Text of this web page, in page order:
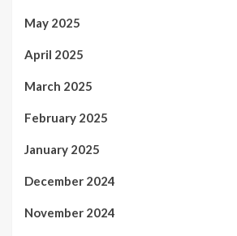
May 2025
April 2025
March 2025
February 2025
January 2025
December 2024
November 2024